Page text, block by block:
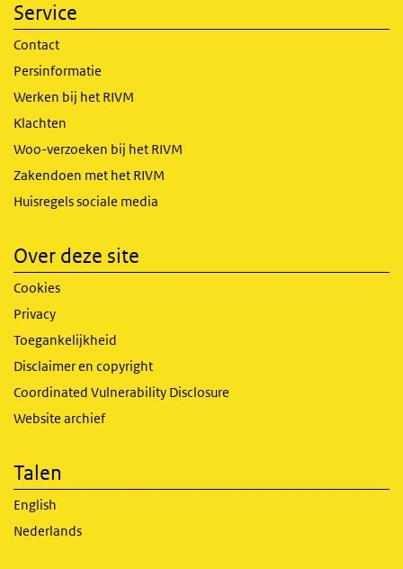
Service
Contact
Persinformatie
Werken bij het RIVM
Klachten
Woo-verzoeken bij het RIVM
Zakendoen met het RIVM
Huisregels sociale media
Over deze site
Cookies
Privacy
Toegankelijkheid
Disclaimer en copyright
Coordinated Vulnerability Disclosure
Website archief
Talen
English
Nederlands